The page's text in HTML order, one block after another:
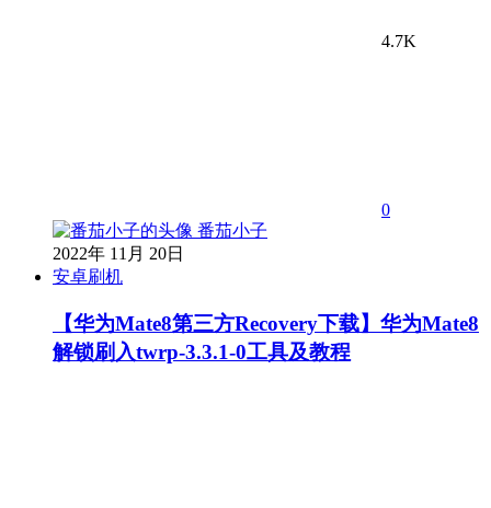
4.7K
0
番茄小子
2022年 11月 20日
安卓刷机
【华为Mate8第三方Recovery下载】华为Mate8
解锁刷入twrp-3.3.1-0工具及教程